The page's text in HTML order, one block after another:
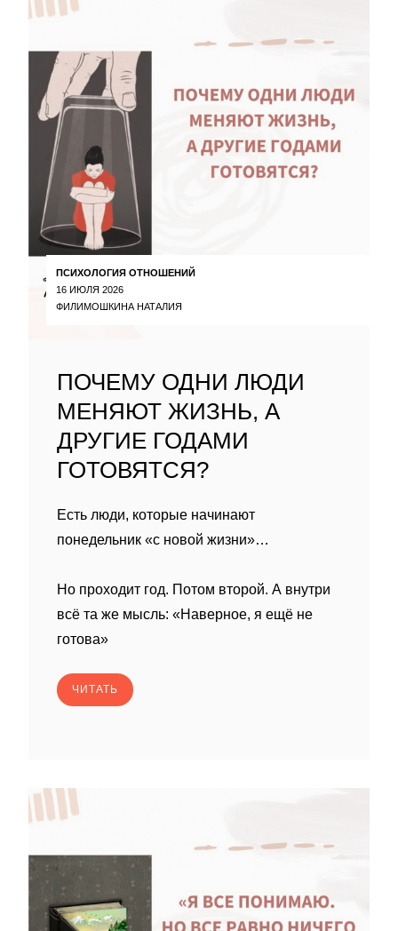
ПСИХОЛОГИЯ ОТНОШЕНИЙ
16 ИЮЛЯ 2026
ФИЛИМОШКИНА НАТАЛИЯ
ПОЧЕМУ ОДНИ ЛЮДИ
МЕНЯЮТ ЖИЗНЬ, А
ДРУГИЕ ГОДАМИ
ГОТОВЯТСЯ?
Есть люди, которые начинают
понедельник «с новой жизни»…
Но проходит год. Потом второй. А внутри
всё та же мысль: «Наверное, я ещё не
готова»
ЧИТАТЬ